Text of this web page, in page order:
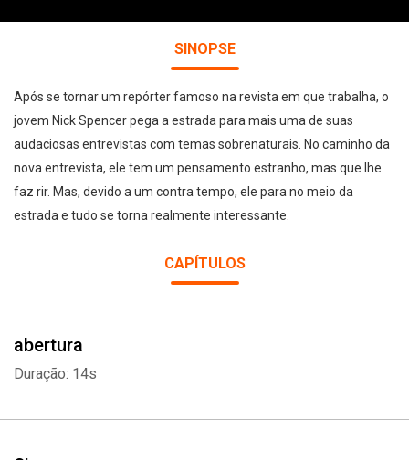
SINOPSE
Após se tornar um repórter famoso na revista em que trabalha, o
jovem Nick Spencer pega a estrada para mais uma de suas
audaciosas entrevistas com temas sobrenaturais. No caminho da
nova entrevista, ele tem um pensamento estranho, mas que lhe
faz rir. Mas, devido a um contra tempo, ele para no meio da
estrada e tudo se torna realmente interessante.
CAPÍTULOS
abertura
Duração: 14s